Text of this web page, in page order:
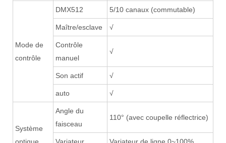
Mode de
contrôle
DMX512 5/10 canaux (commutable)
Maître/esclave √
Contrôle
manuel
√
Son actif √
auto √
Système
Angle du
faisceau
110° (avec coupelle réflectrice)